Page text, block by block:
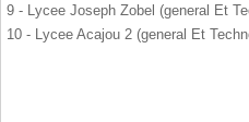
9 - Lycee Joseph Zobel (general Et
10 - Lycee Acajou 2 (general Et